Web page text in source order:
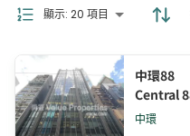
顯示: 20 項目
中環88
Central
中環